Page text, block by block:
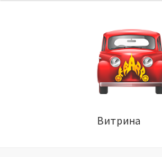
Перейти
к
навигации
Перейти
к
Витрина